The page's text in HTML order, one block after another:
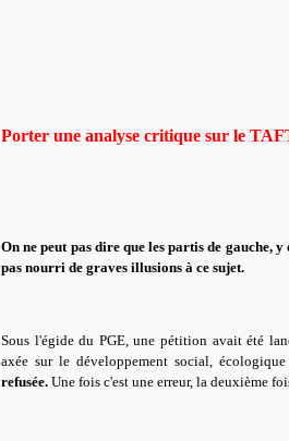
Porter une analyse critique sur le
On ne peut pas dire que les partis de gauche,
pas nourri de graves illusions à ce sujet.
Sous l'égide du PGE, une pétition avait été
axée sur le développement social,
refusée. Une fois c'est une erreur, la deuxième